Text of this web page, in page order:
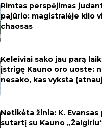
Rimtas perspėjimas
pajūrio: magistralėje kilo
chaosas
Keleiviai sako jau parą
įstrigę Kauno oro uoste:
nesako, kas vyksta
Netikėta žinia: K. Evansas
sutartį su Kauno